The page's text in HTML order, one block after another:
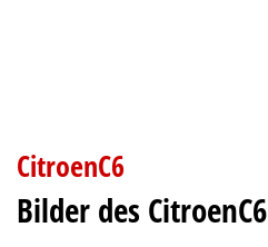
CitroenC6
Bilder des CitroenC6